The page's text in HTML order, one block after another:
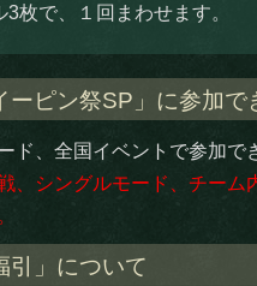
3枚で、１回まわせます。
ーピン祭SP」に参加で
ド、全国イベントで参加で
、シングルモード、チーム
引」について